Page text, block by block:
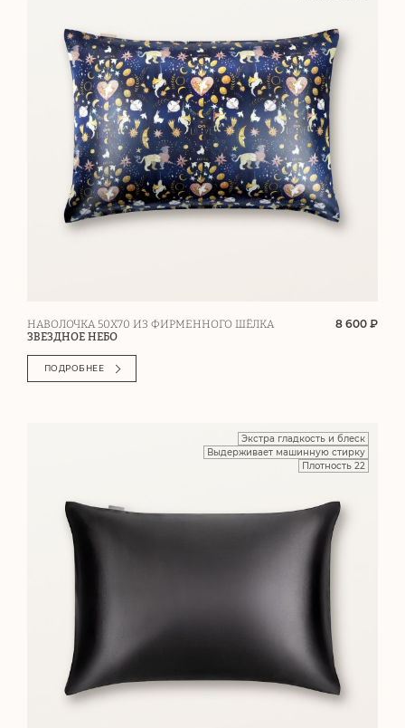
НАВОЛОЧКА 50Х70 ИЗ ФИРМЕННОГО ШЁЛКА
ЗВЕЗДНОЕ НЕБО
8 600 ₽
ПОДРОБНЕЕ
Экстра гладкость и блеск
Выдерживает машинную стирку
Плотность 22